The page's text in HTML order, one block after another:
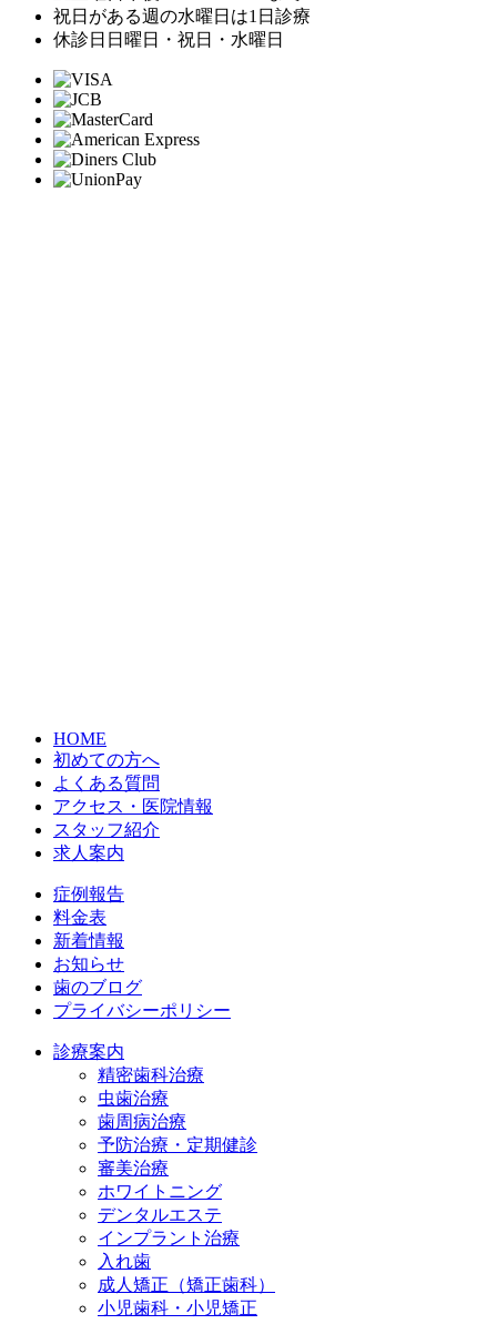
祝日がある週の水曜日は1日診療
休診日 日曜日・祝日・水曜日
HOME
初めての方へ
よくある質問
アクセス・医院情報
スタッフ紹介
求人案内
症例報告
料金表
新着情報
お知らせ
歯のブログ
プライバシーポリシー
診療案内
精密歯科治療
虫歯治療
歯周病治療
予防治療・定期健診
審美治療
ホワイトニング
デンタルエステ
インプラント治療
入れ歯
成人矯正（矯正歯科）
小児歯科・小児矯正